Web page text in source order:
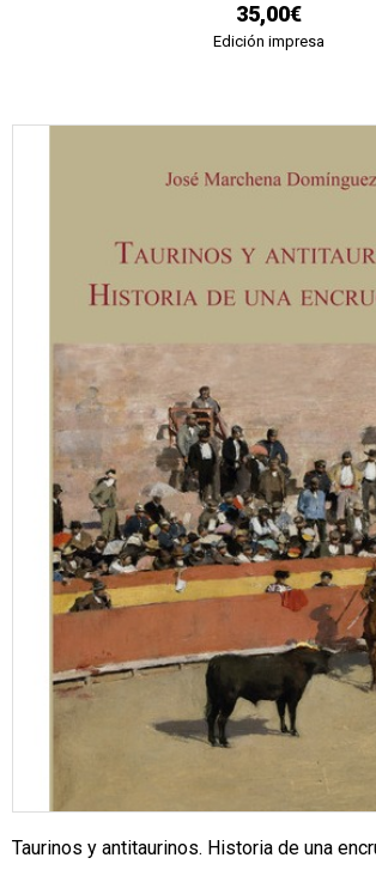
35,00€
Edición impresa
Taurinos y antitaurinos. Historia de una